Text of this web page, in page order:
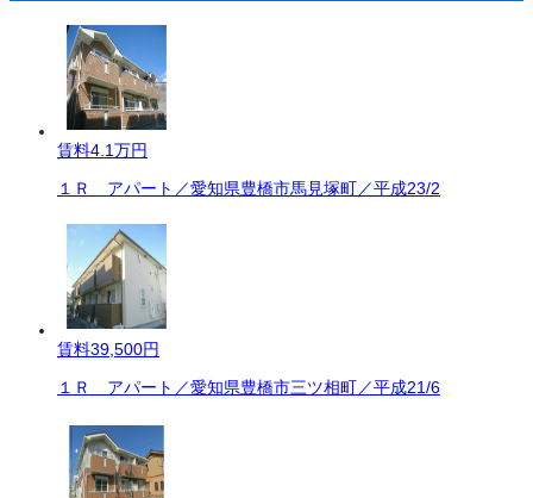
賃料4.1万円
１Ｒ アパート／愛知県豊橋市馬見塚町／平成23/2
賃料39,500円
１Ｒ アパート／愛知県豊橋市三ツ相町／平成21/6